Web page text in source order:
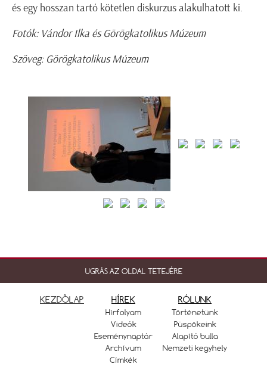
és egy hosszan tartó kötetlen diskurzus alakulhatott ki.
Fotók: Vándor Ilka és Görögkatolikus Múzeum
Szöveg: Görögkatolikus Múzeum
UGRÁS AZ OLDAL TETEJÉRE
KEZDŐLAP HÍREK
Hírfolyam
Videók
Eseménynaptár
Archívum
Címkék
RÓLUNK
Történetünk
Püspökeink
Alapító bulla
Nemzeti kegyhely